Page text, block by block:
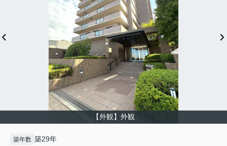
【外観】外観
築年数 築29年